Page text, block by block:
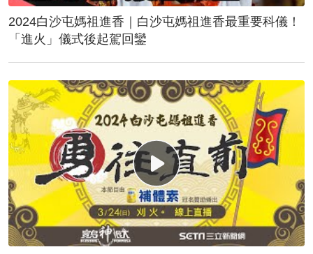
2024白沙屯媽祖進香｜白沙屯媽祖進香最重要科儀！
「進火」儀式後起駕回鑾